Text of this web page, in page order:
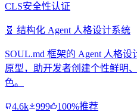
CLS安全性认证
🧬 结构化 Agent 人格设计系统
SOUL.md 框架的 Agent 人格
原型，助开发者创建个性鲜明
色。
4.6k 999 100%推荐